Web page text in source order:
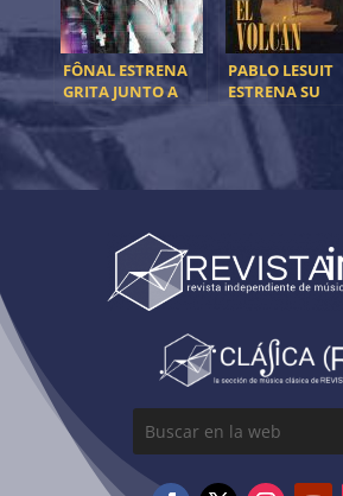
FÔNAL ESTRENA
GRITA JUNTO A
LAURAP
PABLO LESUIT
ESTRENA SU
NUEVO SINGLE Y
VIDEO: “EL
VOLCÁN”